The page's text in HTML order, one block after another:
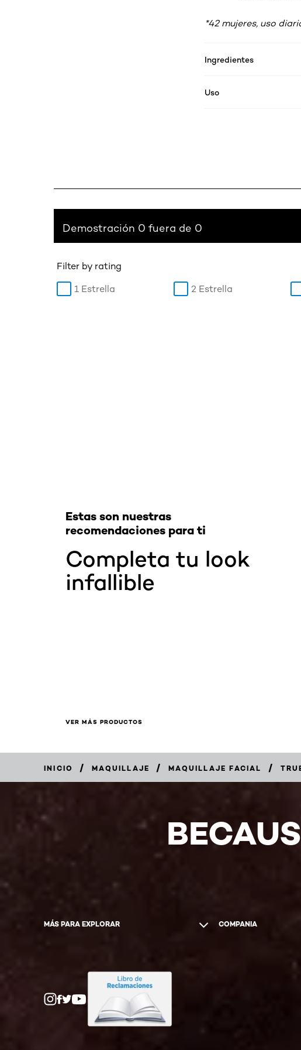
*42 mujeres, uso
Ingredientes
Uso
Demostración 0 fuera de 0
Filter by rating
1 Estrella 2 Estrella
Completa tu look
infallible
Estas son nuestras
recomendaciones para ti
VER MÁS PRODUCTOS
INICIO / MAQUILLAJE / MAQUILLAJE FACIAL /
MÁS PARA EXPLORAR COMPANIA
Facebook
YouTube